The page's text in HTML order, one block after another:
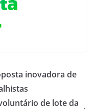
inovadora de
de lote da